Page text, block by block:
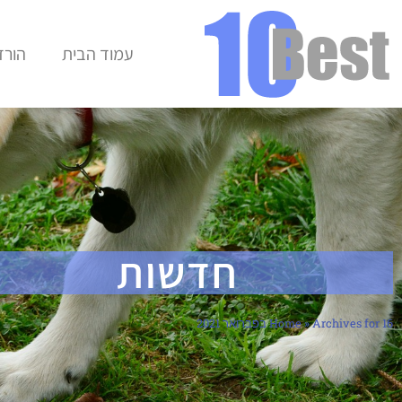
עמוד הבית
חדשות
Home»Archives for 16 בפברואר 2021